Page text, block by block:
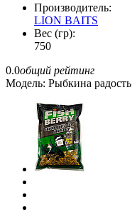
Производитель:
LION BAITS
Вес (гр):
750
0.0общий рейтинг
Модель: Рыбкина радость